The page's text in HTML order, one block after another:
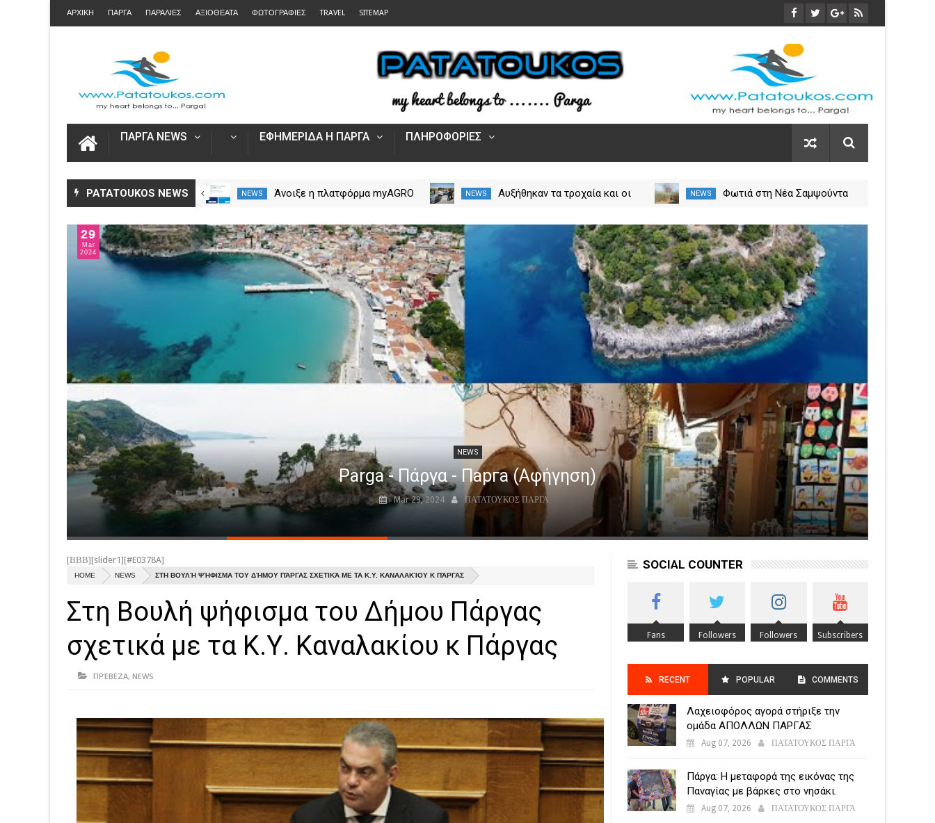
ΑΡΧΙΚΗ ΠΑΡΓΑ ΠΑΡΑΛΙΕΣ ΑΞΙΟΘΕΑΤΑ ΦΩΤΟΓΡΑΦΙΕΣ TRAVEL SITEMAP
ΠΑΡΓΑ NEWS ΕΦΗΜΕΡΙΔΑ Η ΠΑΡΓΑ ΠΛΗΡΟΦΟΡΙΕΣ
PATATOUKOS NEWS
Η Καινοτομία στα ταξίδια μόνο
στο Skarpos Tours Parga
NEWS
Άνοιξε η πλατφόρμα myAGRO
Ενιαία Αίτηση Ενίσχυσης
NEWS
Αυξήθηκαν τα τροχαία και οι
NEWS
Φωτιά στη Νέα Σαμψούντα
δυνάμεις
29
Mar
2024
NEWS
Parga - Πάργα - Парга (Αφήγηση)
Mar 29, 2024 ΠΑΤΑΤΟΥΚΟΣ ΠΑΡΓΑ
[ΒΒΒ][slider1][#E0378A]
HOME NEWS ΣΤΗ ΒΟΥΛΉ ΨΉΦΙΣΜΑ ΤΟΥ ΔΉΜΟΥ ΠΆΡΓΑΣ ΣΧΕΤΙΚΆ ΜΕ ΤΑ Κ.Υ. ΚΑΝΑΛΑΚΊΟΥ Κ ΠΆΡΓΑΣ
Στη Βουλή ψήφισμα του Δήμου Πάργας
σχετικά με τα Κ.Υ. Καναλακίου κ Πάργας
ΠΡΈΒΕΖΑ, NEWS
SOCIAL COUNTER
Fans Followers Followers Subscribers
RECENT POPULAR
POSTS
COMMENTS
Λαχειοφόρος αγορά στήριξε την
ομάδα ΑΠΟΛΛΩΝ ΠΑΡΓΑΣ
Aug 07, 2026 ΠΑΤΑΤΟΥΚΟΣ ΠΑΡΓΑ
Πάργα: Η μεταφορά της εικόνας της
Παναγίας με βάρκες στο νησάκι.
Aug 07, 2026 ΠΑΤΑΤΟΥΚΟΣ ΠΑΡΓΑ